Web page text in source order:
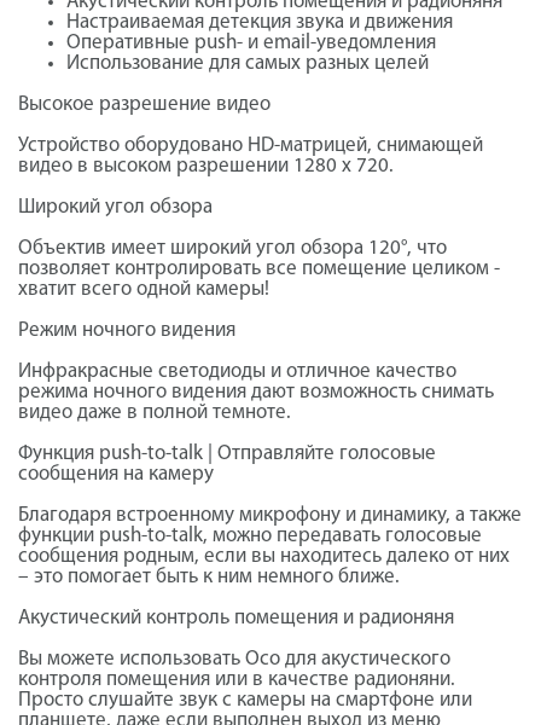
Настраиваемая детекция звука и движения
Оперативные push- и email-уведомления
Использование для самых разных целей
Высокое разрешение видео
Устройство оборудовано HD-матрицей, снимающей
видео в высоком разрешении 1280 х 720.
Широкий угол обзора
Объектив имеет широкий угол обзора 120°, что
позволяет контролировать все помещение целиком -
хватит всего одной камеры!
Режим ночного видения
Инфракрасные светодиоды и отличное качество
режима ночного видения дают возможность снимать
видео даже в полной темноте.
Функция push-to-talk | Отправляйте голосовые
сообщения на камеру
Благодаря встроенному микрофону и динамику, а также
функции push-to-talk, можно передавать голосовые
сообщения родным, если вы находитесь далеко от них
– это помогает быть к ним немного ближе.
Акустический контроль помещения и радионяня
Вы можете использовать Осо для акустического
контроля помещения или в качестве радионяни.
Просто слушайте звук с камеры на смартфоне или